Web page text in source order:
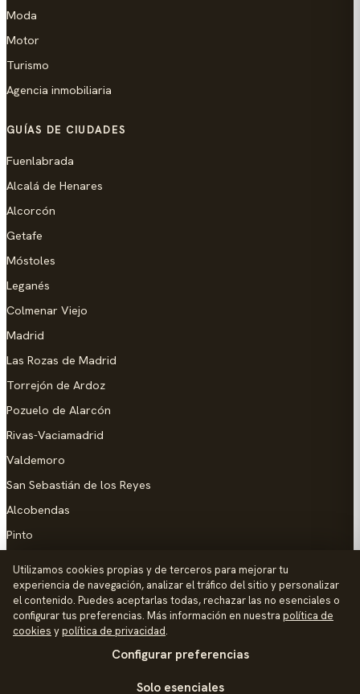
Moda
Motor
Turismo
Agencia inmobiliaria
GUÍAS DE CIUDADES
Fuenlabrada
Alcalá de Henares
Alcorcón
Getafe
Móstoles
Leganés
Colmenar Viejo
Madrid
Las Rozas de Madrid
Torrejón de Ardoz
Pozuelo de Alarcón
Rivas-Vaciamadrid
Valdemoro
San Sebastián de los Reyes
Alcobendas
Pinto
AYUDA
Añadir empresa
Utilizamos cookies propias y de terceros para mejorar tu
experiencia de navegación, analizar el tráfico del sitio y personalizar
el contenido. Puedes aceptarlas todas, rechazar las no esenciales o
configurar tus preferencias. Más información en nuestra política de
cookies ypolítica de privacidad.
Configurar preferencias
Solo esenciales